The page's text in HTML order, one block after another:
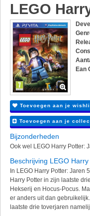
LEGO
Ean
Toevoegen aan je
Toevoegen aan je
Bijzonderheden
Ook wel LEGO Harry Potter:
Beschrijving LEGO
In LEGO Harry Potter: Jaren
Harry Potter in zijn laatste
Hekserij en Hocus-Pocus.
er anders uit dan
laatste drie toverjaren